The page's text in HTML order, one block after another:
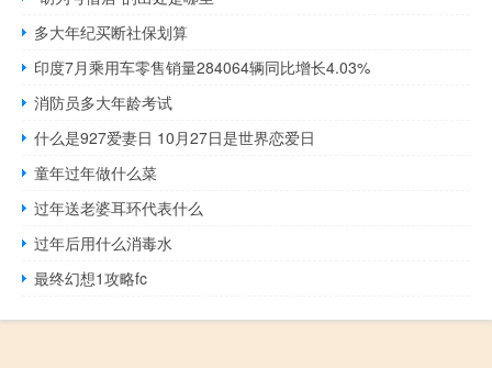
多大年纪买断社保划算
印度7月乘用车零售销量284064辆同比增长4.03%
消防员多大年龄考试
什么是927爱妻日 10月27日是世界恋爱日
童年过年做什么菜
过年送老婆耳环代表什么
过年后用什么消毒水
最终幻想1攻略fc